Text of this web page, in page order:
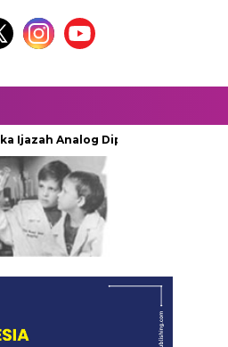
Analog Diperdebatkan di Dunia